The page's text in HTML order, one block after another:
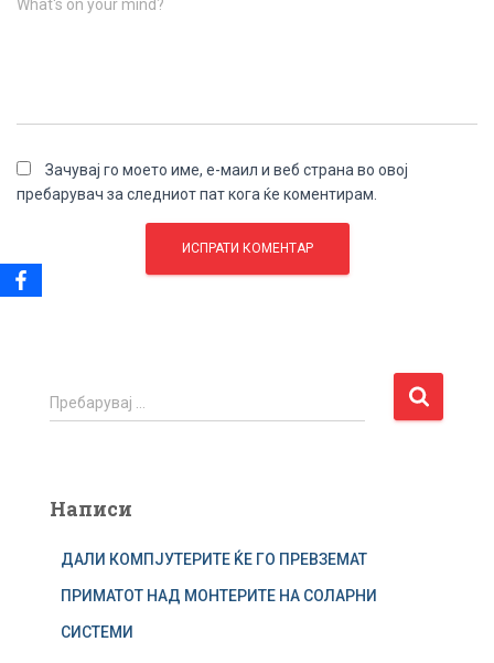
What's on your mind?
Зачувај го моето име, е-маил и веб страна во овој
пребарувач за следниот пат кога ќе коментирам.
П
р
р
Пребарувај …
Написи
ДАЛИ КОМПЈУТЕРИТЕ ЌЕ ГО ПРЕВЗЕМАТ
ПРИМАТОТ НАД МОНТЕРИТЕ НА СОЛАРНИ
СИСТЕМИ